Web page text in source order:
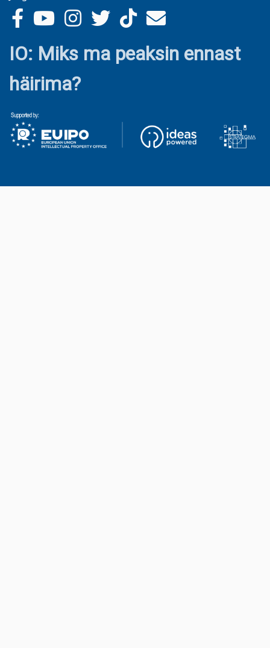
IO: Miks ma peaksin ennast
häirima?